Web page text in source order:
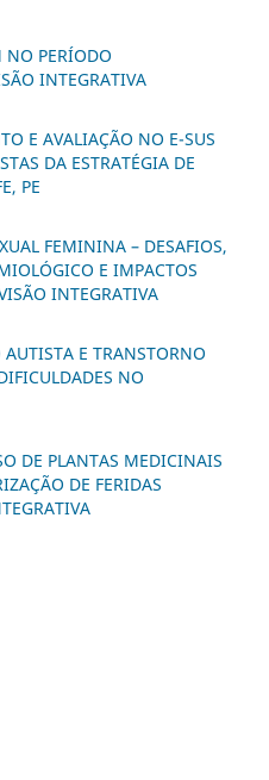
NO PERÍODO
INTEGRATIVA
E AVALIAÇÃO NO E-SUS
DA ESTRATÉGIA DE
PE
FEMININA – DESAFIOS,
E IMPACTOS
INTEGRATIVA
E TRANSTORNO
NO
DE PLANTAS MEDICINAIS
DE FERIDAS